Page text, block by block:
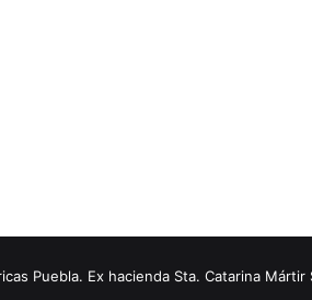
Puebla. Ex hacienda Sta. Catarina